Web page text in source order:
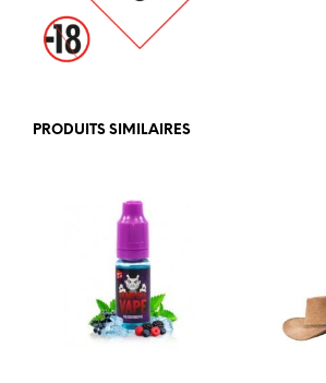
PRODUITS SIMILAIRES